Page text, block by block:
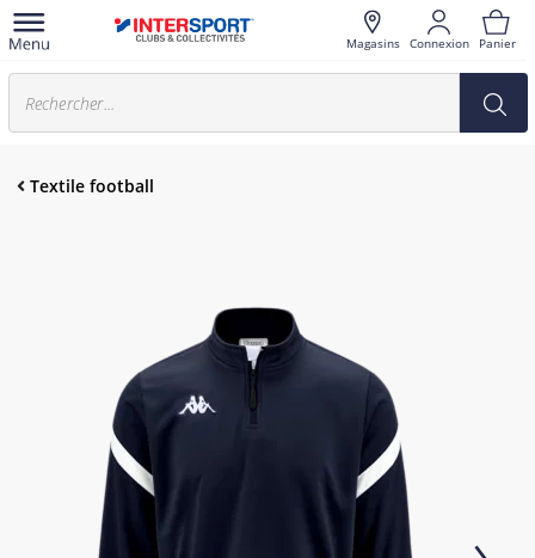
Magasins Connexion Panier
Textile football